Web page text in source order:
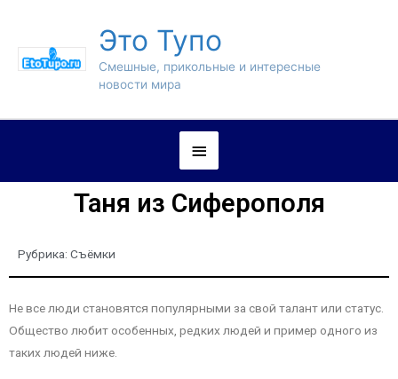
Это Тупо
Смешные, прикольные и интересные
новости мира
Таня из Сиферополя
Рубрика: Съёмки
Не все люди становятся популярными за свой талант или статус.
Общество любит особенных, редких людей и пример одного из
таких людей ниже.